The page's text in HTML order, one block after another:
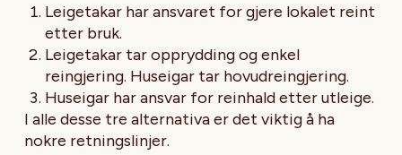
Leigetakar har ansvaret for gjere lokalet reint
etter bruk.
Leigetakar tar opprydding og enkel
reingjering. Huseigar tar hovudreingjering.
Huseigar har ansvar for reinhald etter utleige.
I alle desse tre alternativa er det viktig å ha
nokre retningslinjer.